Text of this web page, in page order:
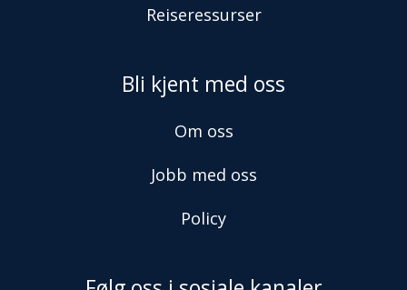
Reiseressurser
Bli kjent med oss
Om oss
Jobb med oss
Policy